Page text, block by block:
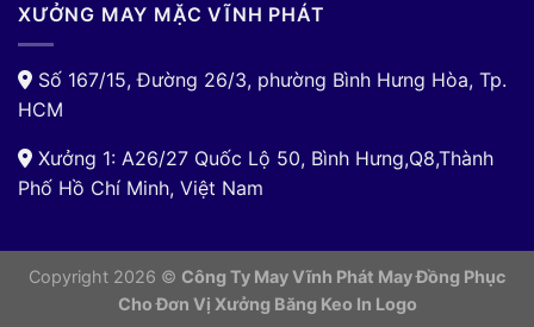
XƯỞNG MAY MẶC VĨNH PHÁT
Số 167/15, Đường 26/3, phường Bình Hưng Hòa, Tp.
HCM
Xưởng 1: A26/27 Quốc Lộ 50, Bình Hưng,Q8,Thành
Phố Hồ Chí Minh, Việt Nam
Copyright 2026 © Công Ty May Vĩnh Phát May Đồng Phục
Cho Đơn Vị Xưởng Băng Keo In Logo